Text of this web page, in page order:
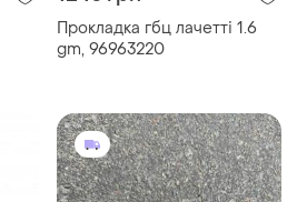
Прокладка гбц лачетті 1.6
gm, 96963220